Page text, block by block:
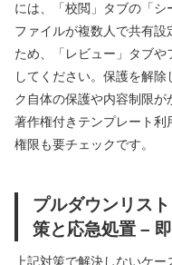
には、「校閲」タブの「シ
ファイルが複数人で共有
ため、「レビュー」タブ
してください。保護を解
ク自体の保護や内容制限が
著作権付きテンプレート
権限も要チェックです。
プルダウンリス
策と応急処置 –
上記対策で解決しないケー